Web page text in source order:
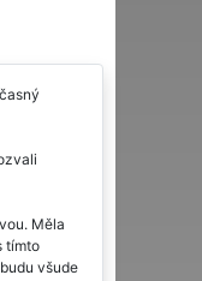
Měla
tímto
všude